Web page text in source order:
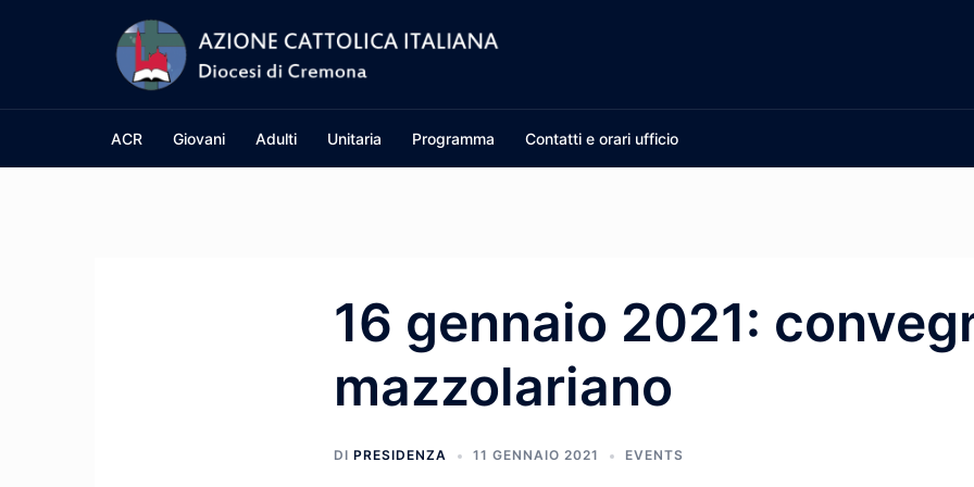
ACR Giovani Adulti Unitaria Programma Contatti e orari ufficio
16 gennaio 2021:
mazzolariano
DI PRESIDENZA 11 GENNAIO 2021 EVENTS